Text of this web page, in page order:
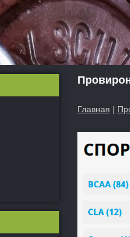
Главная |